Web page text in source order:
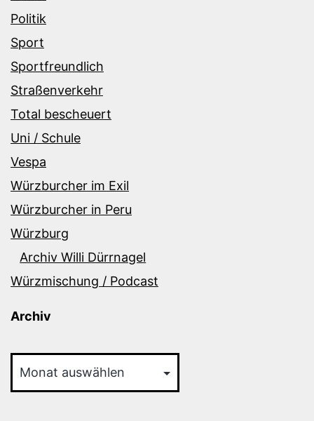
Politik
Sport
Sportfreundlich
Straßenverkehr
Total bescheuert
Uni / Schule
Vespa
Würzburcher im Exil
Würzburcher in Peru
Würzburg
Archiv Willi Dürrnagel
Würzmischung / Podcast
Archiv